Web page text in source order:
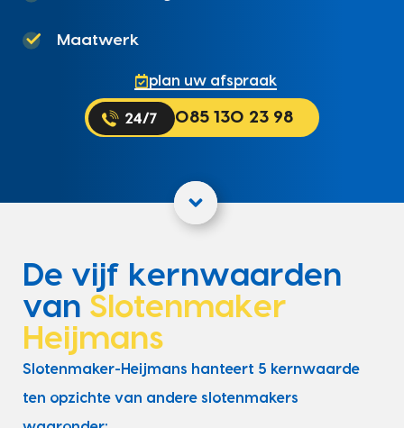
Maatwerk
plan uw afspraak
085 130 23 98
De vijf kernwaarden
van Slotenmaker
Heijmans
Slotenmaker-Heijmans hanteert 5 kernwaarde
ten opzichte van andere slotenmakers